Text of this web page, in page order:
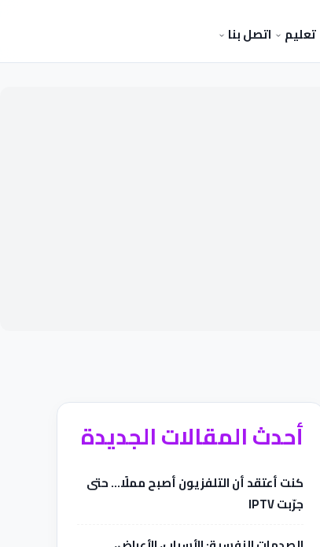
تعليم اتصل بنا
أحدث المقالات الجديدة
كنت أعتقد أن التلفزيون أصبح مملًا… حتى
جرّبت IPTV